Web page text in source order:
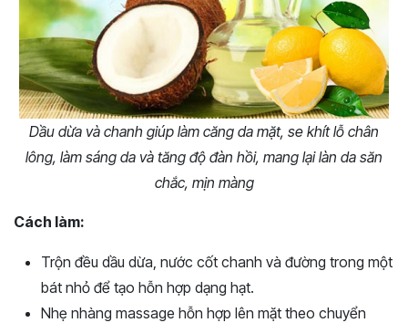
Dầu dừa và chanh giúp làm căng da mặt, se khít lỗ chân
lông, làm sáng da và tăng độ đàn hồi, mang lại làn da săn
chắc, mịn màng
Cách làm:
Trộn đều dầu dừa, nước cốt chanh và đường trong một
bát nhỏ để tạo hỗn hợp dạng hạt.
Nhẹ nhàng massage hỗn hợp lên mặt theo chuyển